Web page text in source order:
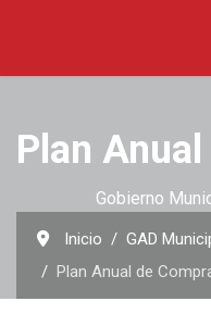
Plan
Gobierno
Inicio GAD
Plan Anual de